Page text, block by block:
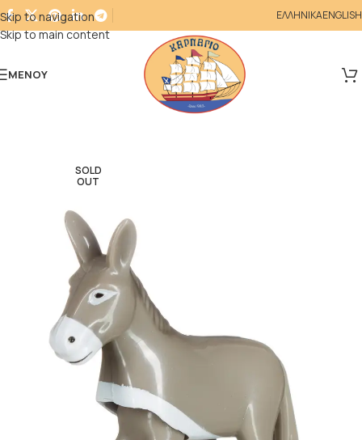
Skip to navigation
Skip to main content
ΕΛΛΗΝΙΚΑENGLISH
ΜΕΝΟΎ
SOLD
OUT